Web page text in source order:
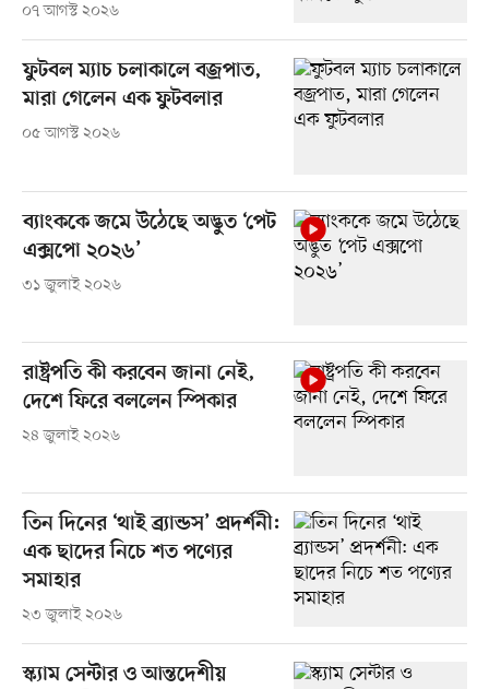
০৭ আগস্ট ২০২৬
ফুটবল ম্যাচ চলাকালে বজ্রপাত,
মারা গেলেন এক ফুটবলার
০৫ আগস্ট ২০২৬
ব্যাংককে জমে উঠেছে অদ্ভুত ‘পেট
এক্সপো ২০২৬’
৩১ জুলাই ২০২৬
রাষ্ট্রপতি কী করবেন জানা নেই,
দেশে ফিরে বললেন স্পিকার
২৪ জুলাই ২০২৬
তিন দিনের ‘থাই ব্র্যান্ডস’ প্রদর্শনী:
এক ছাদের নিচে শত পণ্যের
সমাহার
২৩ জুলাই ২০২৬
স্ক্যাম সেন্টার ও আন্তদেশীয়